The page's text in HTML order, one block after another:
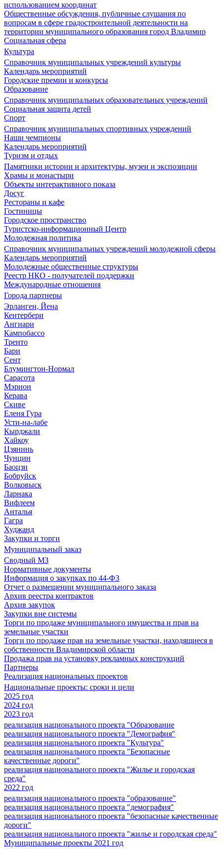
использованием координат
Общественные обсуждения, публичные слушания по
вопросам в сфере градостроительной деятельности на
территории муниципального образования город Владимир
Социальная сфера
Культура
Справочник муниципальных учреждений культуры
Календарь мероприятий
Городские премии и конкурсы
Образование
Справочник муниципальных образовательных учреждений
Социальная защита детей
Спорт
Справочник муниципальных спортивных учреждений
Наши чемпионы
Календарь мероприятий
Туризм и отдых
Памятники истории и архитектуры, музеи и экспозиции
Храмы и монастыри
Объекты интерактивного показа
Досуг
Рестораны и кафе
Гостиницы
Городское пространство
Туристско-информационный Центр
Молодежная политика
Справочник муниципальных учреждений молодежной сферы
Календарь мероприятий
Молодежные общественные структуры
Реестр НКО - получателей поддержки
Международные отношения
Города партнеры
Эрланген, Йена
Кентербери
Ангиари
Кампобассо
Тренто
Бари
Сент
Блумингтон-Нормал
Сарасота
Мэрион
Керава
Скиве
Еленя Гура
Усти-на-лабе
Кырджали
Хайкоу
Цзянинь
Чунцин
Баоцзи
Бобруйск
Волковыск
Ларнака
Вифлеем
Анталья
Гагра
Худжанд
Закупки и торги
Муниципальный заказ
Сводный МЗ
Нормативные документы
Информация о закупках по 44-ФЗ
Отчет о размещении муниципального заказа
Архив реестра контрактов
Архив закупок
Закупки вне системы
Торги по продаже муниципального имущества и прав на
земельные участки
Торги по продаже прав на земельные участки, находящиеся в
собственности Владимирской области
Продажа прав на установку рекламных конструкций
Партнеры
Реализация национальных проектов
Национальные проекты: сроки и цели
2025 год
2024 год
2023 год
реализация национального проекта "Образование
реализация национального проекта "Демография"
реализация национального проекта "Культура"
реализация национального проекта "Безопасные
качественные дороги"
реализация национального проекта "Жилье и городская
среда"
2022 год
реализация национального проекта "образование"
реализация национального проекта "демография"
реализация национального проекта "безопасные качественные
дороги"
реализация национального проекта "жилье и городская среда"
Муниципальные проекты 2021 год